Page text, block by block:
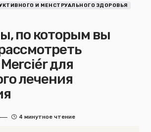
И МЕНСТРУАЛЬНОГО ЗДОРОВЬЯ
по которым вы
для
лечения
4 минутное чтение